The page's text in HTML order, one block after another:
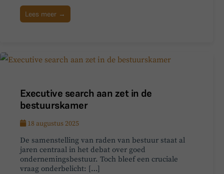
Lees meer →
Executive search aan zet in de
bestuurskamer
18 augustus 2025
De samenstelling van raden van bestuur staat al
jaren centraal in het debat over goed
ondernemingsbestuur. Toch bleef een cruciale
vraag onderbelicht: […]